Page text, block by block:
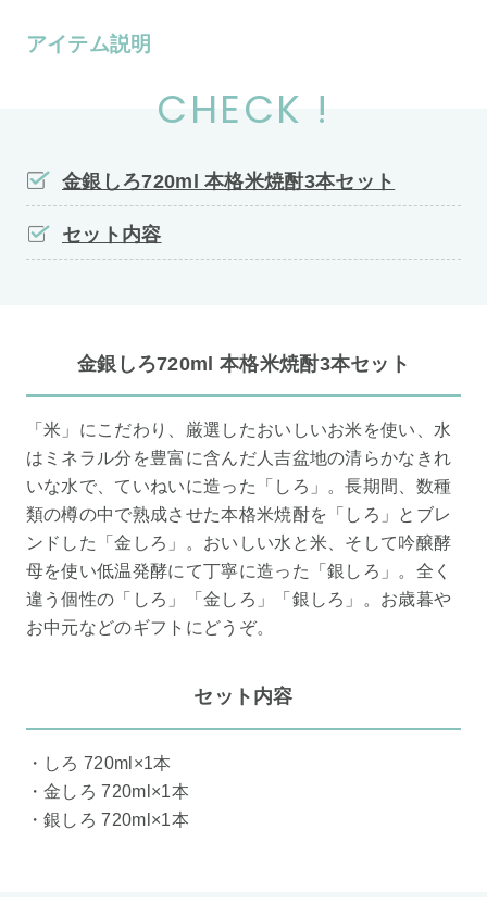
アイテム説明
CHECK !
金銀しろ720ml 本格米焼酎3本セット
セット内容
金銀しろ720ml 本格米焼酎3本セット
「米」にこだわり、厳選したおいしいお米を使い、水
はミネラル分を豊富に含んだ人吉盆地の清らかなきれ
いな水で、ていねいに造った「しろ」。長期間、数種
類の樽の中で熟成させた本格米焼酎を「しろ」とブレ
ンドした「金しろ」。おいしい水と米、そして吟醸酵
母を使い低温発酵にて丁寧に造った「銀しろ」。全く
違う個性の「しろ」「金しろ」「銀しろ」。お歳暮や
お中元などのギフトにどうぞ。
セット内容
・しろ 720ml×1本
・金しろ 720ml×1本
・銀しろ 720ml×1本